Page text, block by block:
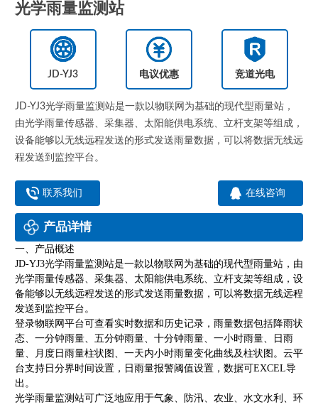
光学雨量监测站
JD-YJ3 电议优惠 竞道光电
JD-YJ3光学雨量监测站是一款以物联网为基础的现代型雨量站，
由光学雨量传感器、采集器、太阳能供电系统、立杆支架等组成，
设备能够以无线远程发送的形式发送雨量数据，可以将数据无线远
程发送到监控平台。
在线咨询
联系我们
产品详情
一、产品概述
JD-YJ3光学雨量监测站是一款以物联网为基础的现代型雨量站，由
光学雨量传感器、采集器、太阳能供电系统、立杆支架等组成，设
备能够以无线远程发送的形式发送雨量数据，可以将数据无线远程
发送到监控平台。
登录物联网平台可查看实时数据和历史记录，雨量数据包括降雨状
态、一分钟雨量、五分钟雨量、十分钟雨量、一小时雨量、日雨
量、月度日雨量柱状图、一天内小时雨量变化曲线及柱状图。云平
台支持日分界时间设置，日雨量报警阈值设置，数据可EXCEL导
出。
光学雨量监测站可广泛地应用于气象、防汛、农业、水文水利、环